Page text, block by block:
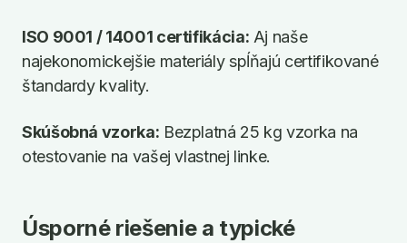
ISO 9001 / 14001 certifikácia: Aj naše
najekonomickejšie materiály spĺňajú certifikované
štandardy kvality.
Skúšobná vzorka: Bezplatná 25 kg vzorka na
otestovanie na vašej vlastnej linke.
Úsporné riešenie a typické